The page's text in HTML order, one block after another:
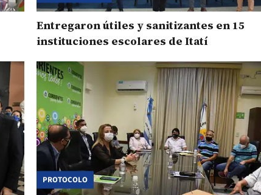
Entregaron útiles y sanitizantes en 15
instituciones escolares de Itatí
PROTOCOLO